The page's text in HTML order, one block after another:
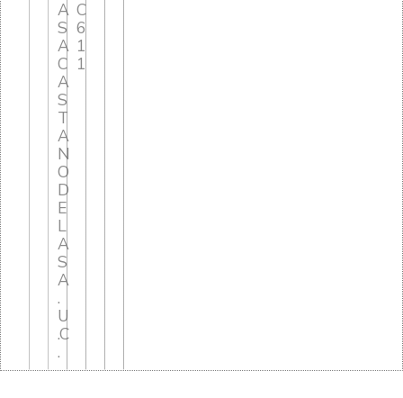
A
S
A
C
A
S
T
A
N
O
D
E
L
A
S
A
.
U
.C
.
C
6
1
1